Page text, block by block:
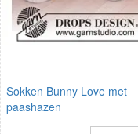
Sokken Bunny Love met
paashazen